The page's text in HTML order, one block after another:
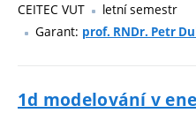
CEITEC VUT
letní semestr
Garant: prof. RNDr. Petr
1d modelování v